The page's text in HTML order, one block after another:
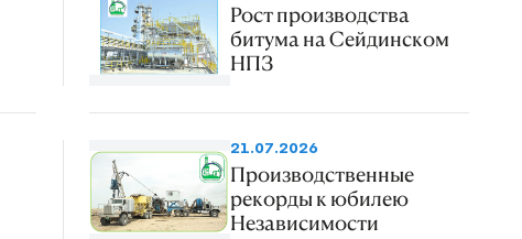
Рост производства
битума на Сейдинском
НПЗ
21.07.2026
Производственные
рекорды к юбилею
Независимости